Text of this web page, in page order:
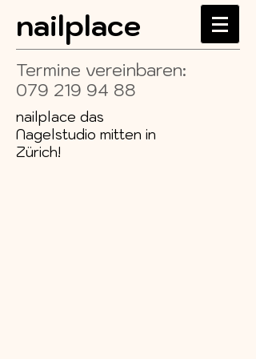
nailplace
Termine vereinbaren:
079 219 94 88
nailplace das
Nagelstudio mitten in
Zürich!